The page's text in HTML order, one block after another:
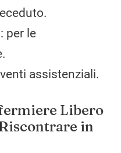
per le
assistenziali.
Libero
in